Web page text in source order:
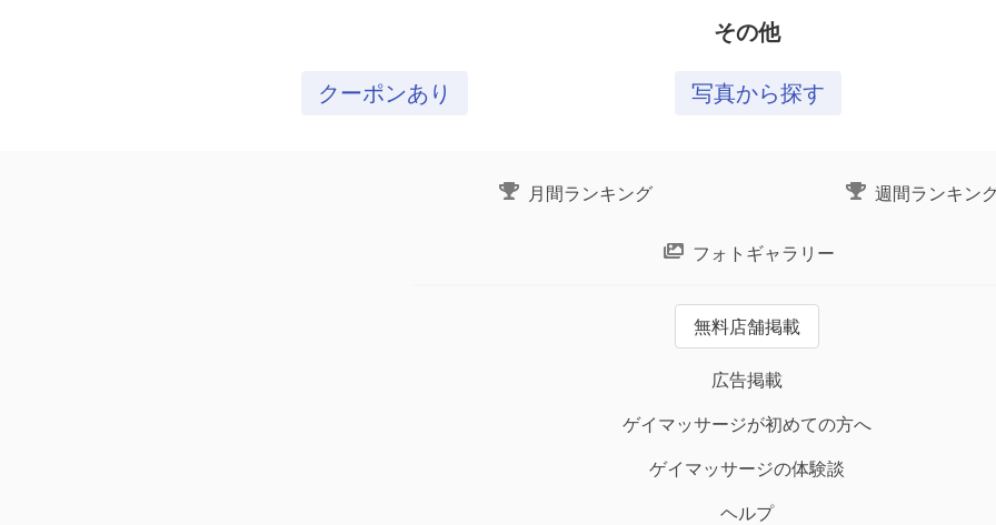
その他
クーポンあり 写真から探す
月間ランキング 週間ランキン
フォトギャラリー
無料店舗掲載
広告掲載
ゲイマッサージが初めての方へ
ゲイマッサージの体験談
ヘルプ